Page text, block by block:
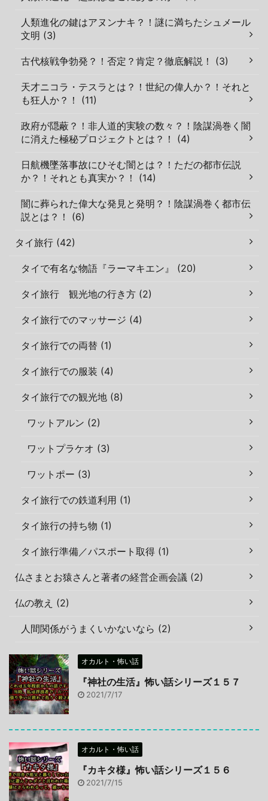
人類進化の鍵はアヌンナキ？！謎に満ちたシュメール
文明 (3)
古代核戦争勃発？！否定？肯定？徹底解説！ (3)
天才ニコラ・テスラとは？！世紀の偉人か？！それと
も狂人か？！ (11)
政府が隠蔽？！非人道的実験の数々？！陰謀渦巻く闇
に消えた極秘プロジェクトとは？！ (4)
日航機墜落事故にひそむ闇とは？！ただの都市伝説
か？！それとも真実か？！ (14)
闇に葬られた偉大な発見と発明？！陰謀渦巻く都市伝
説とは？！ (6)
タイ旅行 (42)
タイで有名な物語『ラーマキエン』 (20)
タイ旅行 観光地の行き方 (2)
タイ旅行でのマッサージ (4)
タイ旅行での両替 (1)
タイ旅行での服装 (4)
タイ旅行での観光地 (8)
ワットアルン (2)
ワットプラケオ (3)
ワットポー (3)
タイ旅行での鉄道利用 (1)
タイ旅行の持ち物 (1)
タイ旅行準備／パスポート取得 (1)
仏さまとお猿さんと著者の経営企画会議 (2)
仏の教え (2)
人間関係がうまくいかないなら (2)
オカルト・怖い話
『神社の生活』怖い話シリーズ１５７
2021/7/17
オカルト・怖い話
『カキタ様』怖い話シリーズ１５６
2021/7/15